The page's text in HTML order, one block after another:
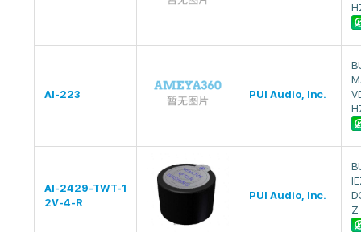
AI-223 PUI Audio, Inc.
AI-2429-TWT-1
2V-4-R
PUI Audio, Inc.
Z